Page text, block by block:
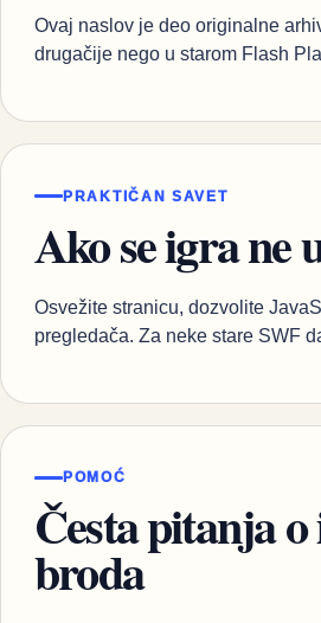
Ovaj naslov je deo originalne
drugačije nego u starom Flash
PRAKTIČAN SAVET
Ako se igra ne
Osvežite stranicu, dozvolite
pregledača. Za neke stare SWF
POMOĆ
Česta pitanja
broda